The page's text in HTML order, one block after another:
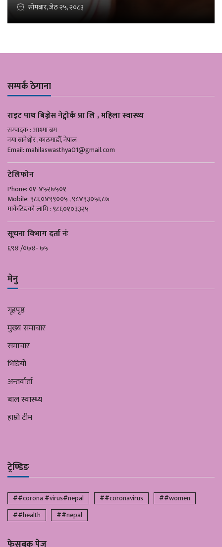
सोमबार, जेठ २५, २०८३
सम्पर्क ठेगाना
राइट पाथ बिज्नेस नेट्वोर्क प्रा लि , महिला स्वास्थ्य
सम्पादक : आश्मा बम
नया बानेश्वोर ,काठमाडौँ, नेपाल
Email:mahilaswasthya01@gmail.com
टेलिफोन
Phone: ०१-४५२७५०१
Mobile: ९८६०४९९००५ , ९८४९३०५६८७
मार्केटिङको लागि : ९८६०१०३३२५
सूचना विभाग दर्ता नंः
६९४ /०७४- ७५
मेनु
गृहपृष्ठ
मुख्य समाचार
समाचार
भिडियो
अन्तर्वार्ता
बाल स्वास्थ्य
हाम्रो टीम
ट्रेण्डिङ
##corona #virus#nepal ##coronavirus
##women
##health
##nepal